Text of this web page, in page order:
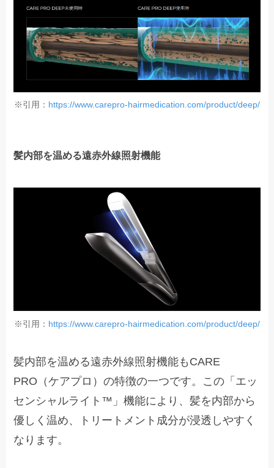
※引用： https://www.carepro-hairmedication.com/product/deep/
髪内部を温める遠赤外線照射機能
※引用： https://www.carepro-hairmedication.com/product/deep/
髪内部を温める遠赤外線照射機能もCARE
PRO（ケアプロ）の特徴の一つです。この「エッ
センシャルライト™」機能により、髪を内部から
優しく温め、トリートメント成分が浸透しやすく
なります。